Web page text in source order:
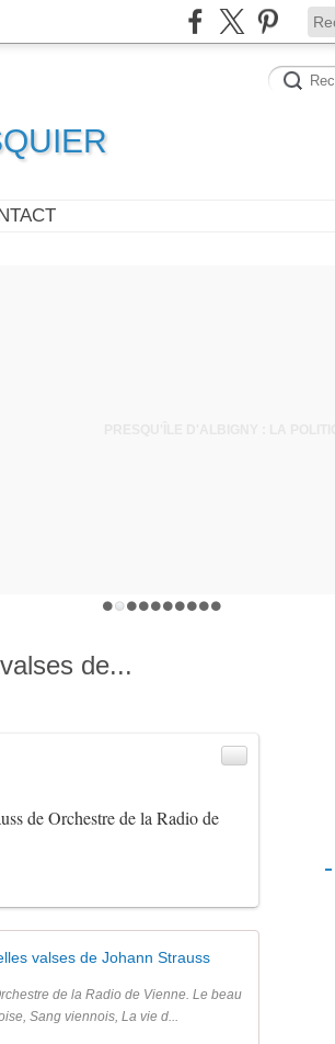
de...
de Orchestre de la Radio de
valses de Johann Strauss
de la Radio de Vienne. Le beau
Sang viennois, La vie d...